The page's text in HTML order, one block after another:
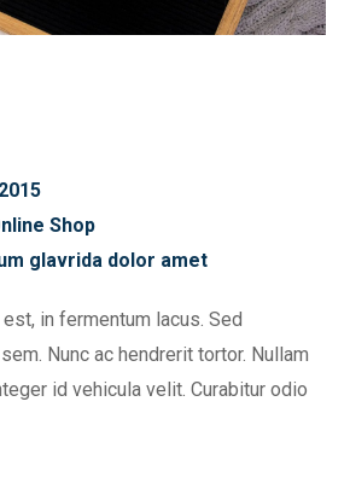
Shop
glavrida dolor amet
in fermentum lacus. Sed
Nunc ac hendrerit tortor. Nullam
id vehicula velit. Curabitur odio